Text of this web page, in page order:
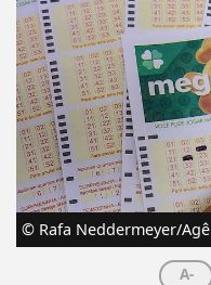
© Rafa Neddermeyer/
A-